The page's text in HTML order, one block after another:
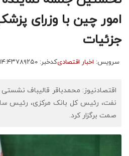
امور چین با وزرای
جزئیات
سرویس: اخبار اقتصادیکدخبر: ۷۸۹۲۵۰
اقتصادنیوز: محمدباقر قالیباف نشستی
نفت، رئیس کل بانک مرکزی، رئیس
صمت برگزار کرد.